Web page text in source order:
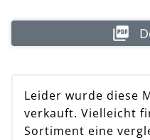
Leider wurde diese
verkauft. Vielleicht
Sortiment eine